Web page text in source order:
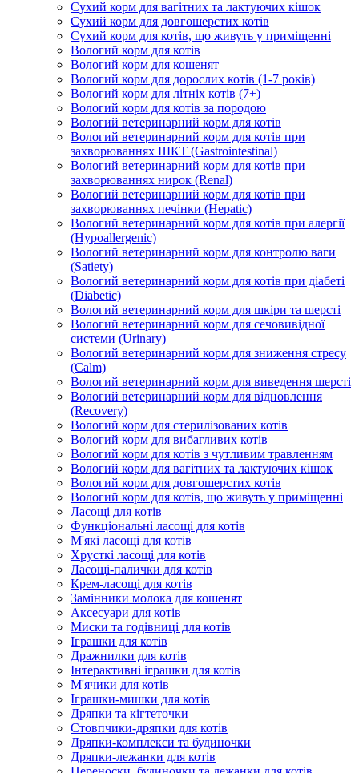
Сухий корм для вагітних та лактуючих кішок
Сухий корм для довгошерстих котів
Сухий корм для котів, що живуть у приміщенні
Вологий корм для котів
Вологий корм для кошенят
Вологий корм для дорослих котів (1-7 років)
Вологий корм для літніх котів (7+)
Вологий корм для котів за породою
Вологий ветеринарний корм для котів
Вологий ветеринарний корм для котів при
захворюваннях ШКТ (Gastrointestinal)
Вологий ветеринарний корм для котів при
захворюваннях нирок (Renal)
Вологий ветеринарний корм для котів при
захворюваннях печінки (Hepatic)
Вологий ветеринарний корм для котів при алергії
(Hypoallergenic)
Вологий ветеринарний корм для контролю ваги
(Satiety)
Вологий ветеринарний корм для котів при діабеті
(Diabetic)
Вологий ветеринарний корм для шкіри та шерсті
Вологий ветеринарний корм для сечовивідної
системи (Urinary)
Вологий ветеринарний корм для зниження стресу
(Calm)
Вологий ветеринарний корм для виведення шерсті
Вологий ветеринарний корм для відновлення
(Recovery)
Вологий корм для стерилізованих котів
Вологий корм для вибагливих котів
Вологий корм для котів з чутливим травленням
Вологий корм для вагітних та лактуючих кішок
Вологий корм для довгошерстих котів
Вологий корм для котів, що живуть у приміщенні
Ласощі для котів
Функціональні ласощі для котів
М'які ласощі для котів
Хрусткі ласощі для котів
Ласощі-палички для котів
Крем-ласощі для котів
Замінники молока для кошенят
Аксесуари для котів
Миски та годівниці для котів
Іграшки для котів
Дражнилки для котів
Інтерактивні іграшки для котів
М'ячики для котів
Іграшки-мишки для котів
Дряпки та кігтеточки
Стовпчики-дряпки для котів
Дряпки-комплекси та будиночки
Дряпки-лежанки для котів